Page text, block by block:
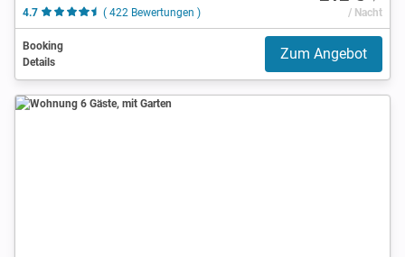
4.7
( 422 Bewertungen ) / Nacht
Booking
Details
Zum Angebot